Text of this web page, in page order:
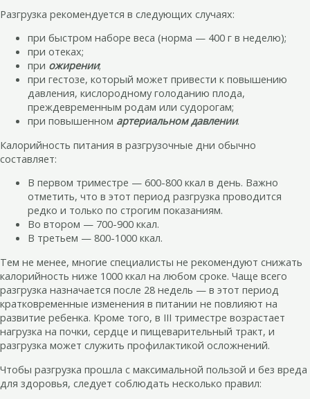
Разгрузка рекомендуется в следующих случаях:
при быстром наборе веса (норма — 400 г в неделю);
при отеках;
при ожирении;
при гестозе, который может привести к повышению
давления, кислородному голоданию плода,
преждевременным родам или судорогам;
при повышенном артериальном давлении.
Калорийность питания в разгрузочные дни обычно
составляет:
В первом триместре — 600-800 ккал в день. Важно
отметить, что в этот период разгрузка проводится
редко и только по строгим показаниям.
Во втором — 700-900 ккал.
В третьем — 800-1000 ккал.
Тем не менее, многие специалисты не рекомендуют снижать
калорийность ниже 1000 ккал на любом сроке. Чаще всего
разгрузка назначается после 28 недель — в этот период
кратковременные изменения в питании не повлияют на
развитие ребенка. Кроме того, в III триместре возрастает
нагрузка на почки, сердце и пищеварительный тракт, и
разгрузка может служить профилактикой осложнений.
Чтобы разгрузка прошла с максимальной пользой и без вреда
для здоровья, следует соблюдать несколько правил: